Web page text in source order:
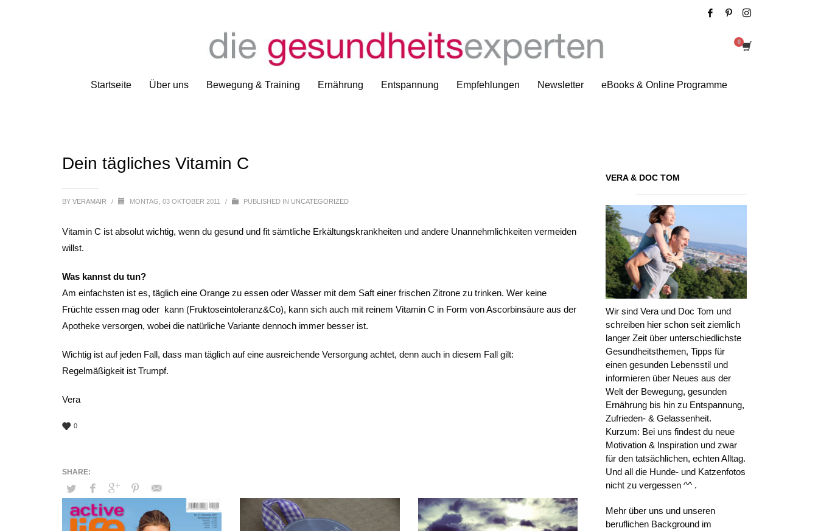
Startseite Über uns Bewegung & Training Ernährung Entspannung Empfehlungen Newsletter eBooks & Online Programme
Dein tägliches Vitamin C
Dein tägliches Vitamin C
BY VERAMAIR / MONTAG, 03 OKTOBER 2011 / PUBLISHED IN UNCATEGORIZED
Vitamin C ist absolut wichtig, wenn du gesund und fit sämtliche Erkältungskrankheiten und andere Unannehmlichkeiten vermeiden
willst.
Was kannst du tun?
Am einfachsten ist es, täglich eine Orange zu essen oder Wasser mit dem Saft einer frischen Zitrone zu trinken. Wer keine
Früchte essen mag oder kann (Fruktoseintoleranz&Co), kann sich auch mit reinem Vitamin C in Form von Ascorbinsäure aus der
Apotheke versorgen, wobei die natürliche Variante dennoch immer besser ist.
Wichtig ist auf jeden Fall, dass man täglich auf eine ausreichende Versorgung achtet, denn auch in diesem Fall gilt:
Regelmäßigkeit ist Trumpf.
Vera
0
VERA & DOC TOM
Wir sind Vera und Doc Tom und
schreiben hier schon seit ziemlich
langer Zeit über unterschiedlichste
Gesundheitsthemen, Tipps für
einen gesunden Lebensstil und
informieren über Neues aus der
Welt der Bewegung, gesunden
Ernährung bis hin zu Entspannung,
Zufrieden- & Gelassenheit.
Kurzum: Bei uns findest du neue
Motivation & Inspiration und zwar
für den tatsächlichen, echten Alltag.
Und all die Hunde- und Katzenfotos
nicht zu vergessen ^^ .
Mehr über uns und unseren
beruflichen Background im